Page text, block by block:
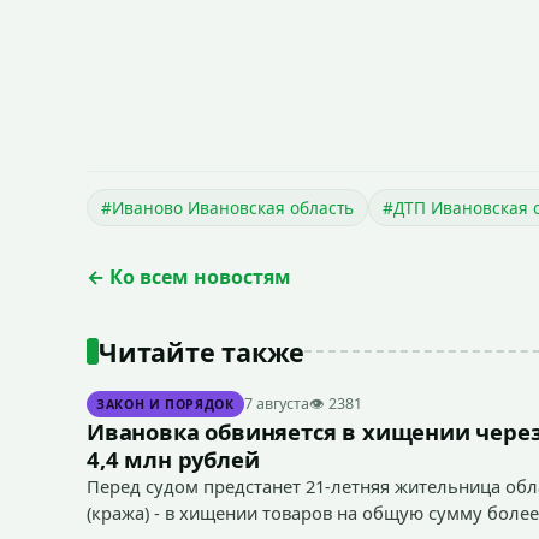
#Иваново Ивановская область #ДТП Ивановская
← Ко всем новостям
Читайте также
ЗАКОН И ПОРЯДОК 7 августа👁 2381
Ивановка обвиняется в хищении
4,4 млн рублей
Перед судом предстанет 21-летняя жительница
(кража) - в хищении товаров на общую сумму